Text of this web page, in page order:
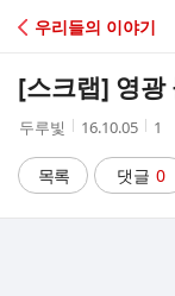
C
A
우리들의 이야기
[스크랩] 영광
작
자
두루빛
작
시
간
16.10.05
조
수
1
목록 댓글 0